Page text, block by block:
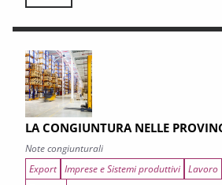
LA CONGIUNTURA NELLE
Note congiunturali
Export Imprese e Sistemi produttivi Lavoro